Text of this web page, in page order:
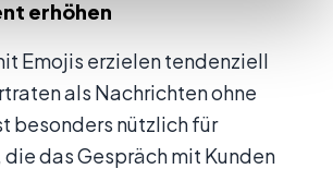
erhöhen
Emojis erzielen tendenziell
als Nachrichten ohne
besonders nützlich für
das Gespräch mit Kunden